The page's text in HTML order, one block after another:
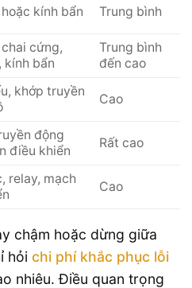
kính bẩn Trung bình
cứng,
kính bẩn
Trung bình
đến cao
khớp truyền
Cao
động
điều khiển
Rất cao
relay, mạch
Cao
chậm hoặc dừng giữa
hỏi chi phí khắc phục lỗi
nhiêu. Điều quan trọng